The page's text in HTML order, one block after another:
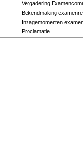
Vergadering
Bekendmaking
Inzagemomenten
Proclamatie